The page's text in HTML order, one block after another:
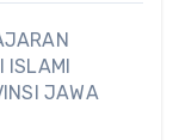
ISLAMI
JAWA